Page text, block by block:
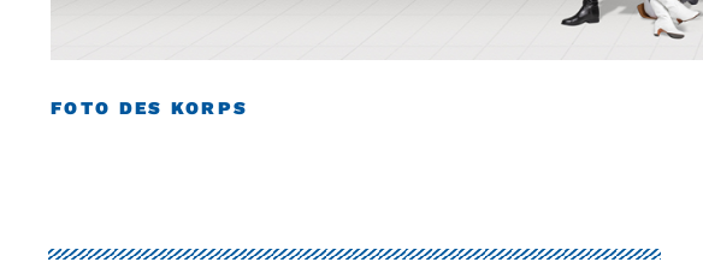
FOTO DES KORPS